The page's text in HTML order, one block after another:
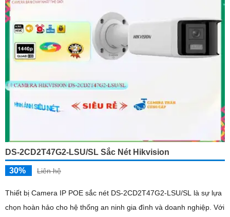
DS-2CD2T47G2-LSU/SL Sắc Nét Hikvision
30% Liên hệ
Thiết bị Camera IP POE sắc nét DS-2CD2T47G2-LSU/SL là sự lựa
chọn hoàn hảo cho hệ thống an ninh gia đình và doanh nghiệp. Với